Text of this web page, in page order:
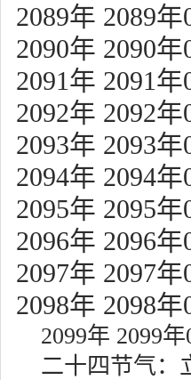
2089年 2089
2090年 2090
2091年 2091
2092年 2092
2093年 2093
2094年 2094
2095年 2095
2096年 2096
2097年 2097
2098年 2098
2099年 2099
二十四节气：